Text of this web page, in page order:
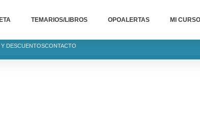
TEMARIOS/LIBROS OPOALERTAS MI CURSO
DESCUENTOSCONTACTO